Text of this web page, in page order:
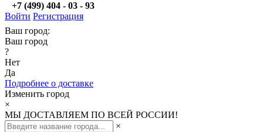
+7 (499) 404 - 03 - 93
Войти Регистрация
Ваш город:
Ваш город
?
Нет
Да
Подробнее о доставке
Изменить город
×
МЫ ДОСТАВЛЯЕМ ПО ВСЕЙ РОССИИ!
×